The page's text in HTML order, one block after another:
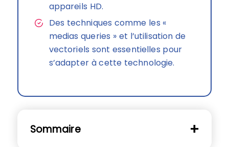
appareils HD.
Des techniques comme les «
medias queries » et l’utilisation de
vectoriels sont essentielles pour
s’adapter à cette technologie.
Sommaire